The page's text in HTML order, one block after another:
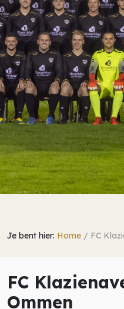
Je bent hier: Home / FC
FC
Ommen